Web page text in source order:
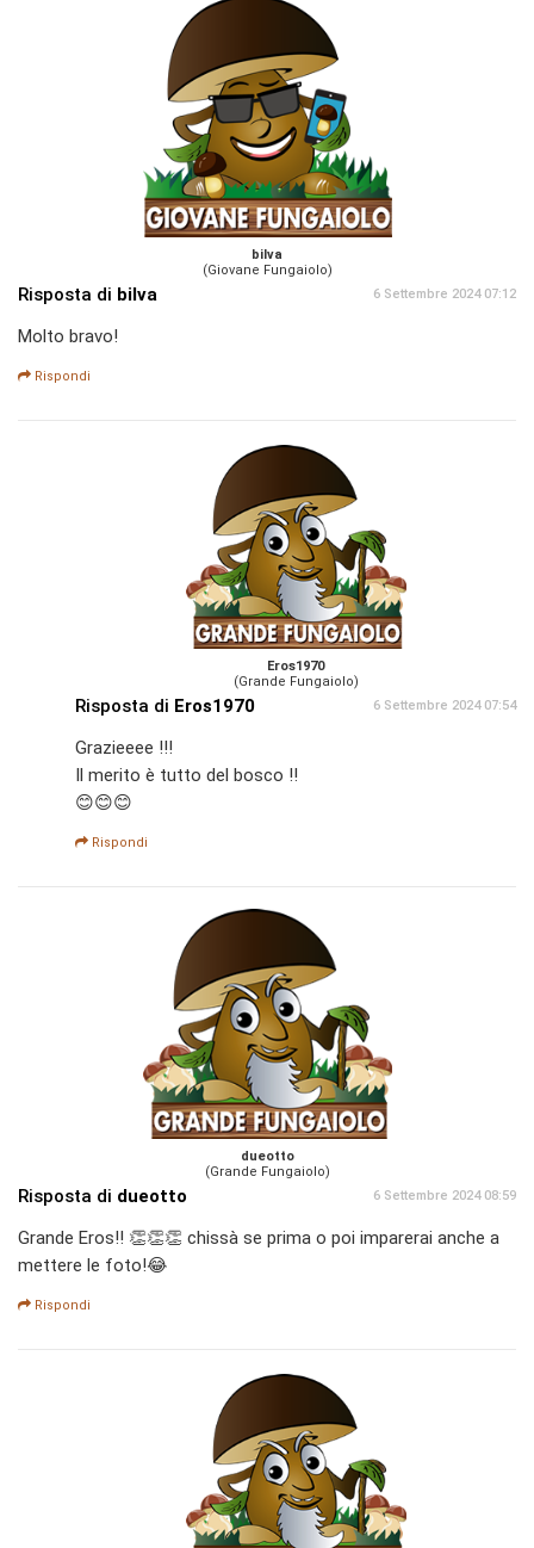
bilva
(Giovane Fungaiolo)
Risposta di bilva 6 Settembre 2024 07:12
Molto bravo!
Rispondi
Eros1970
(Grande Fungaiolo)
Risposta di Eros1970 6 Settembre 2024 07:54
Grazieeee !!!
Il merito è tutto del bosco !!
😊😊😊
Rispondi
dueotto
(Grande Fungaiolo)
Risposta di dueotto 6 Settembre 2024 08:59
Grande Eros!! 👏👏👏 chissà se prima o poi imparerai anche a
mettere le foto!😂
Rispondi